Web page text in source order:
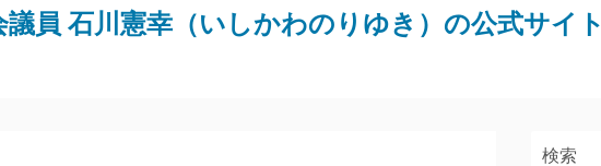
議員 石川憲幸（いしかわのりゆき）の公式サイト
検索